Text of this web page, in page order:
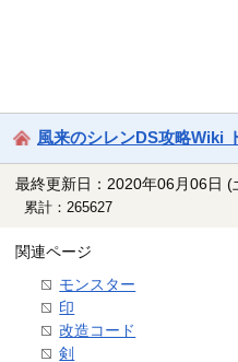
風来のシレンDS攻略Wiki
最終更新日：2020年06月06日 (
累計：265627
関連ページ
モンスター
印
改造コード
剣